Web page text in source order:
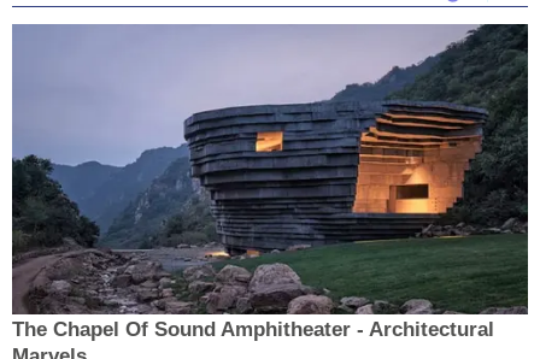
The Chapel Of Sound Amphitheater - Architectural